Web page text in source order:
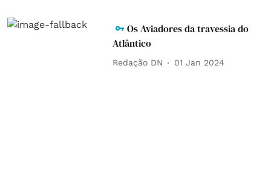
Os Aviadores da travessia do
Atlântico
Redação DN 01 Jan 2024